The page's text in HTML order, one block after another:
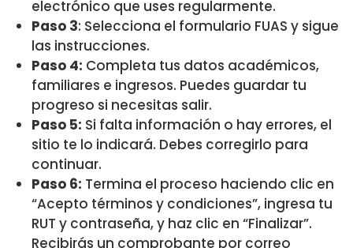
electrónico que uses regularmente.
Paso 3: Selecciona el formulario FUAS y sigue
las instrucciones.
Paso 4: Completa tus datos académicos,
familiares e ingresos. Puedes guardar tu
progreso si necesitas salir.
Paso 5: Si falta información o hay errores, el
sitio te lo indicará. Debes corregirlo para
continuar.
Paso 6: Termina el proceso haciendo clic en
“Acepto términos y condiciones”, ingresa tu
RUT y contraseña, y haz clic en “Finalizar”.
Recibirás un comprobante por correo